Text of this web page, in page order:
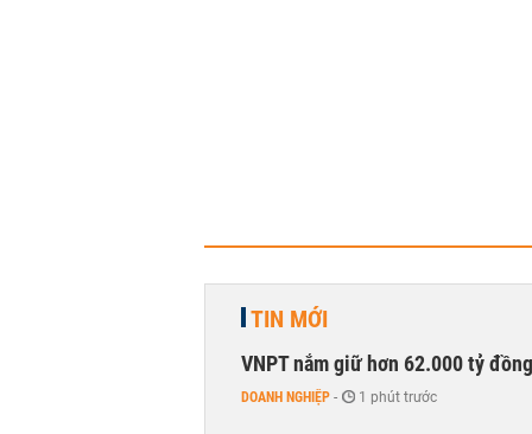
TIN MỚI
VNPT nắm giữ hơn 62.000 tỷ
DOANH NGHIỆP - 1 phút trước